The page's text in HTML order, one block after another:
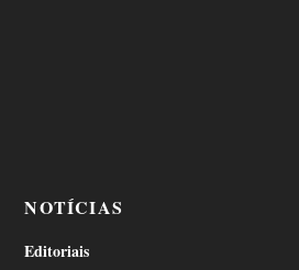
NOTÍCIAS
Editoriais